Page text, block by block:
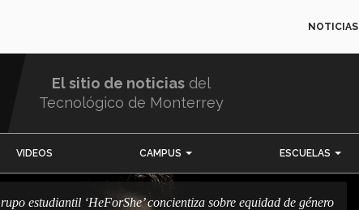
NOTICIAS
El sitio de noticias del
Tecnológico de Monterrey
VIDEOS CAMPUS ESCUELAS
Grupo estudiantil ‘HeForShe’ concientiza sobre equidad de género